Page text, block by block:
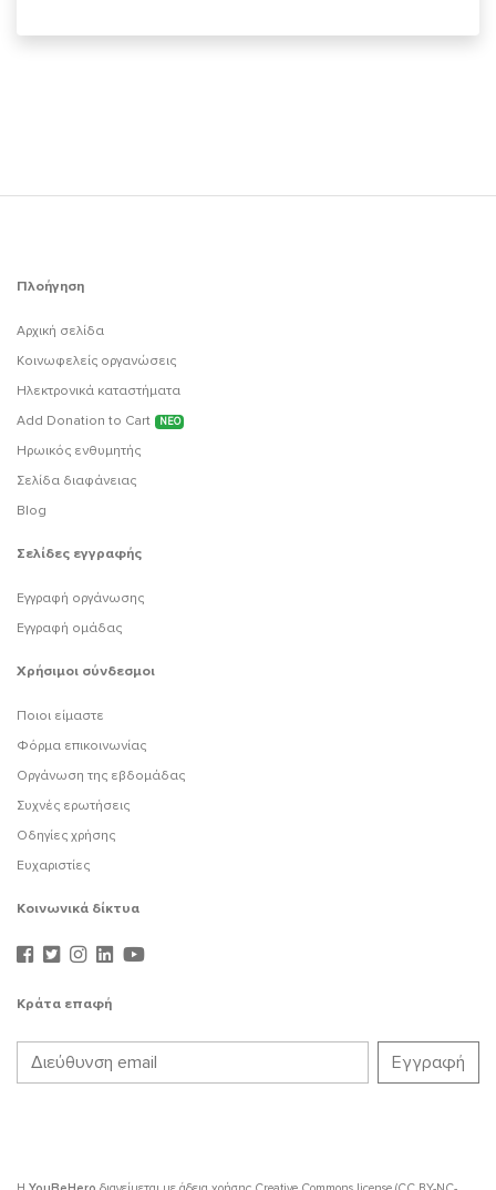
Πλοήγηση
Αρχική σελίδα
Κοινωφελείς οργανώσεις
Ηλεκτρονικά καταστήματα
Add Donation to Cart
ΝΕΟ
Ηρωικός ενθυμητής
Σελίδα διαφάνειας
Blog
Σελίδες εγγραφής
Εγγραφή οργάνωσης
Εγγραφή ομάδας
Χρήσιμοι σύνδεσμοι
Ποιοι είμαστε
Φόρμα επικοινωνίας
Οργάνωση της εβδομάδας
Συχνές ερωτήσεις
Οδηγίες χρήσης
Ευχαριστίες
Κοινωνικά δίκτυα
Κράτα επαφή